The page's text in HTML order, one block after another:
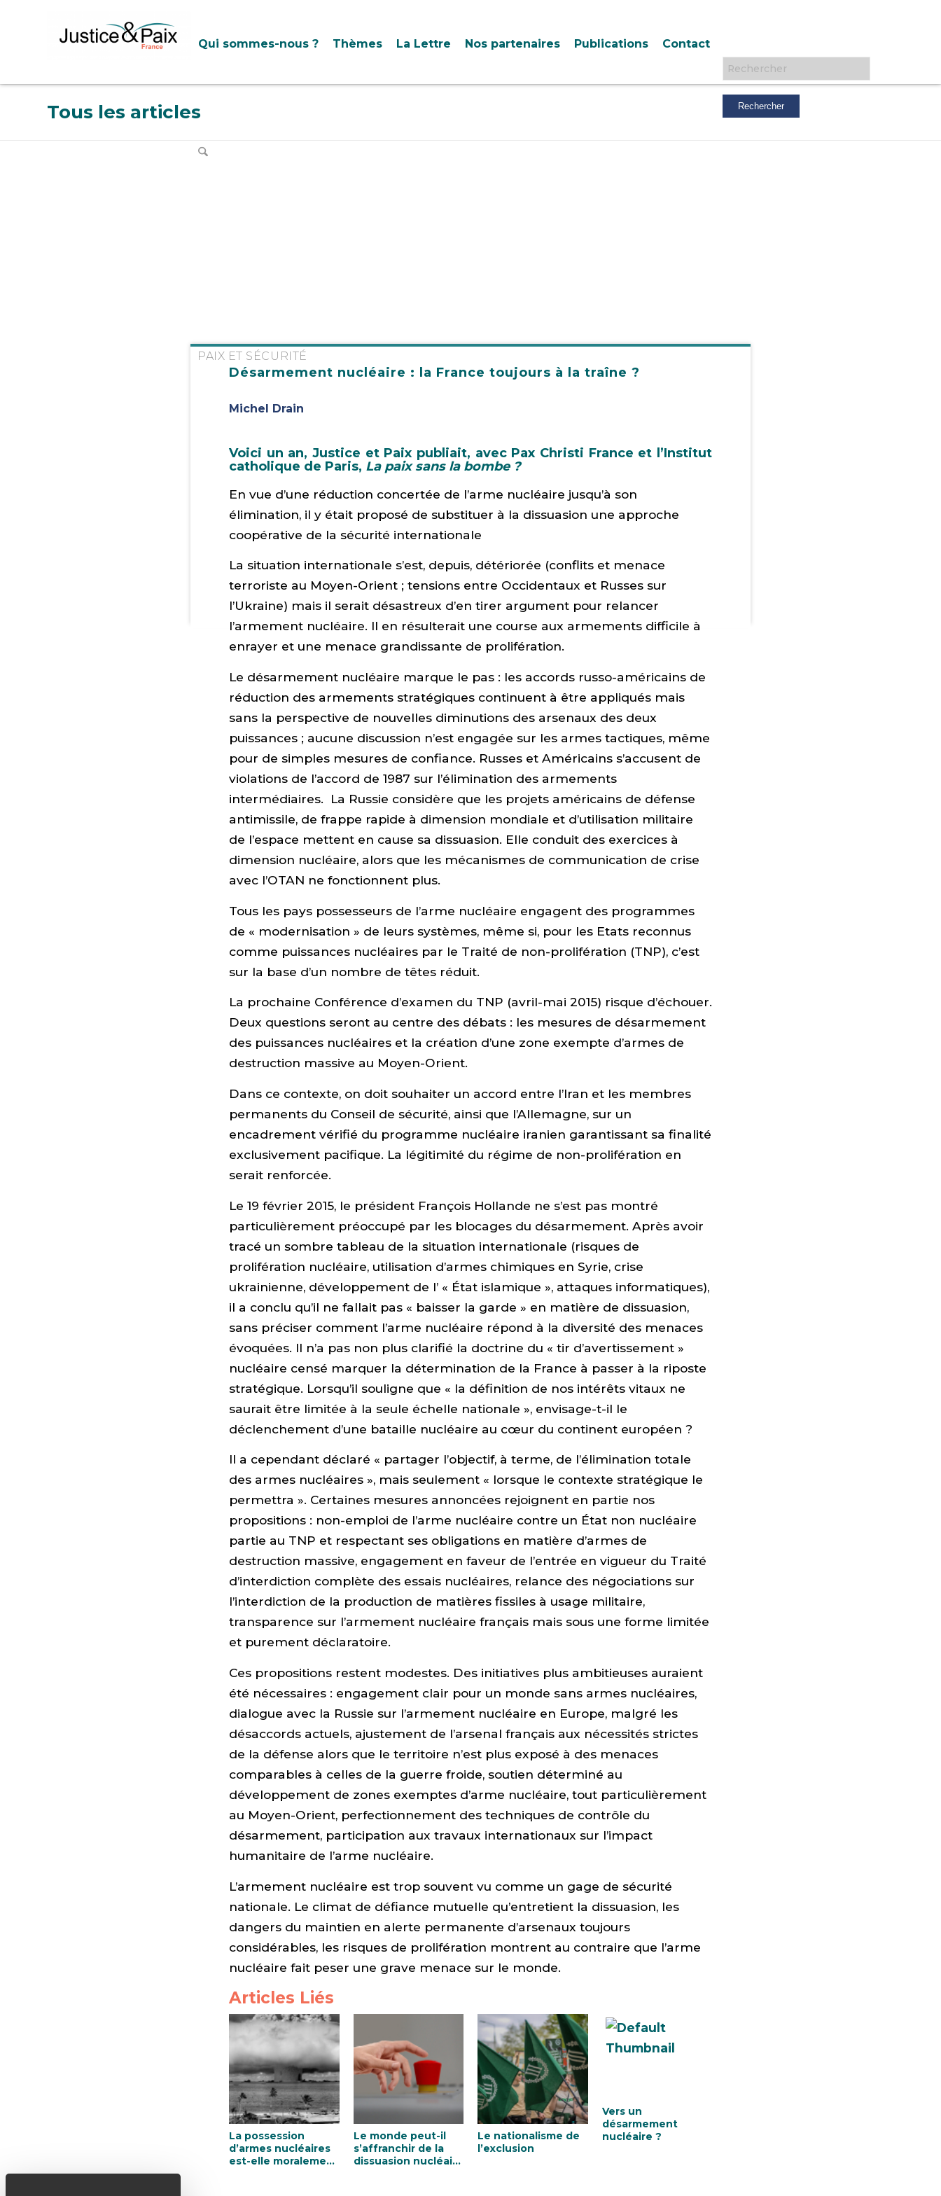
Qui sommes-nous ? Thèmes La Lettre Nos partenaires Publications Contact
Rechercher :
Tous les articles
Désarmement nucléaire : la France toujours à la traîne ?
PAIX ET SÉCURITÉ
Michel Drain
Voici un an, Justice et Paix publiait, avec Pax Christi France et l’Institut
catholique de Paris, La paix sans la bombe ?
En vue d’une réduction concertée de l’arme nucléaire jusqu’à son
élimination, il y était proposé de substituer à la dissuasion une approche
coopérative de la sécurité internationale
La situation internationale s’est, depuis, détériorée (conflits et menace
terroriste au Moyen-Orient ; tensions entre Occidentaux et Russes sur
l’Ukraine) mais il serait désastreux d’en tirer argument pour relancer
l’armement nucléaire. Il en résulterait une course aux armements difficile à
enrayer et une menace grandissante de prolifération.
Le désarmement nucléaire marque le pas : les accords russo-américains de
réduction des armements stratégiques continuent à être appliqués mais
sans la perspective de nouvelles diminutions des arsenaux des deux
puissances ; aucune discussion n’est engagée sur les armes tactiques, même
pour de simples mesures de confiance. Russes et Américains s’accusent de
violations de l’accord de 1987 sur l’élimination des armements
intermédiaires. La Russie considère que les projets américains de défense
antimissile, de frappe rapide à dimension mondiale et d’utilisation militaire
de l’espace mettent en cause sa dissuasion. Elle conduit des exercices à
dimension nucléaire, alors que les mécanismes de communication de crise
avec l’OTAN ne fonctionnent plus.
Tous les pays possesseurs de l’arme nucléaire engagent des programmes
de « modernisation » de leurs systèmes, même si, pour les Etats reconnus
comme puissances nucléaires par le Traité de non-prolifération (TNP), c’est
sur la base d’un nombre de têtes réduit.
La prochaine Conférence d’examen du TNP (avril-mai 2015) risque d’échouer.
Deux questions seront au centre des débats : les mesures de désarmement
des puissances nucléaires et la création d’une zone exempte d’armes de
destruction massive au Moyen-Orient.
Dans ce contexte, on doit souhaiter un accord entre l’Iran et les membres
permanents du Conseil de sécurité, ainsi que l’Allemagne, sur un
encadrement vérifié du programme nucléaire iranien garantissant sa finalité
exclusivement pacifique. La légitimité du régime de non-prolifération en
serait renforcée.
Le 19 février 2015, le président François Hollande ne s’est pas montré
particulièrement préoccupé par les blocages du désarmement. Après avoir
tracé un sombre tableau de la situation internationale (risques de
prolifération nucléaire, utilisation d’armes chimiques en Syrie, crise
ukrainienne, développement de l’ « État islamique », attaques informatiques),
il a conclu qu’il ne fallait pas « baisser la garde » en matière de dissuasion,
sans préciser comment l’arme nucléaire répond à la diversité des menaces
évoquées. Il n’a pas non plus clarifié la doctrine du « tir d’avertissement »
nucléaire censé marquer la détermination de la France à passer à la riposte
stratégique. Lorsqu’il souligne que « la définition de nos intérêts vitaux ne
saurait être limitée à la seule échelle nationale », envisage-t-il le
déclenchement d’une bataille nucléaire au cœur du continent européen ?
Il a cependant déclaré « partager l’objectif, à terme, de l’élimination totale
des armes nucléaires », mais seulement « lorsque le contexte stratégique le
permettra ». Certaines mesures annoncées rejoignent en partie nos
propositions : non-emploi de l’arme nucléaire contre un État non nucléaire
partie au TNP et respectant ses obligations en matière d’armes de
destruction massive, engagement en faveur de l’entrée en vigueur du Traité
d’interdiction complète des essais nucléaires, relance des négociations sur
l’interdiction de la production de matières fissiles à usage militaire,
transparence sur l’armement nucléaire français mais sous une forme limitée
et purement déclaratoire.
Ces propositions restent modestes. Des initiatives plus ambitieuses auraient
été nécessaires : engagement clair pour un monde sans armes nucléaires,
dialogue avec la Russie sur l’armement nucléaire en Europe, malgré les
désaccords actuels, ajustement de l’arsenal français aux nécessités strictes
de la défense alors que le territoire n’est plus exposé à des menaces
comparables à celles de la guerre froide, soutien déterminé au
développement de zones exemptes d’arme nucléaire, tout particulièrement
au Moyen-Orient, perfectionnement des techniques de contrôle du
désarmement, participation aux travaux internationaux sur l’impact
humanitaire de l’arme nucléaire.
L’armement nucléaire est trop souvent vu comme un gage de sécurité
nationale. Le climat de défiance mutuelle qu’entretient la dissuasion, les
dangers du maintien en alerte permanente d’arsenaux toujours
considérables, les risques de prolifération montrent au contraire que l’arme
nucléaire fait peser une grave menace sur le monde.
Articles Liés
La possession
d’armes nucléaires
est-elle moralement
Le monde peut-il
s’affranchir de la
dissuasion nucléaire
Le nationalisme de
l’exclusion
Vers un
désarmement
nucléaire ?